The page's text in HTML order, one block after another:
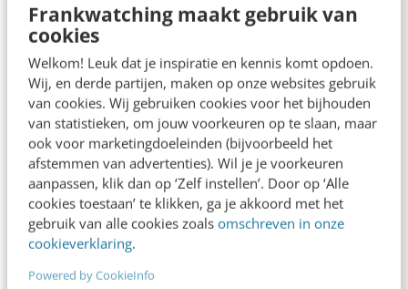
Frankwatching maakt gebruik van
cookies
Welkom! Leuk dat je inspiratie en kennis komt opdoen.
Wij, en derde partijen, maken op onze websites gebruik
van cookies. Wij gebruiken cookies voor het bijhouden
van statistieken, om jouw voorkeuren op te slaan, maar
ook voor marketingdoeleinden (bijvoorbeeld het
afstemmen van advertenties). Wil je je voorkeuren
aanpassen, klik dan op ‘Zelf instellen’. Door op ‘Alle
cookies toestaan’ te klikken, ga je akkoord met het
gebruik van alle cookies zoals omschreven in onze
cookieverklaring.
Powered by CookieInfo
Ondanks deze voordelen, en het gegeven dat
server-side tracking met een first-party
collector als een van de meest betrouwbare
alternatieven voor client-side analytics wordt
gezien, heeft het ook nadelen:
Het kan niet gebruikt worden zonder
toestemming van de gebruiker: hoewel
server-side trackers en tags meestal niet